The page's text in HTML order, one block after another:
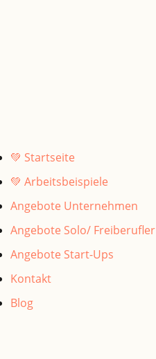
💚 Startseite
💚 Arbeitsbeispiele
Angebote Unternehmen
Angebote Solo/ Freiberufler
Angebote Start-Ups
Kontakt
Blog